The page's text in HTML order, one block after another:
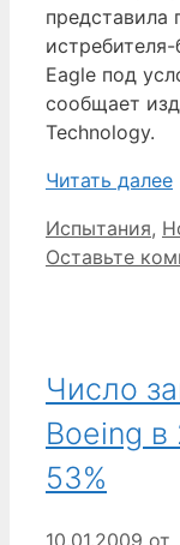
представила
Eagle под
сообщает
Technology.
Читать далее
Рубрики
Испытания,
Оставьте
Число
Boeing в
53%